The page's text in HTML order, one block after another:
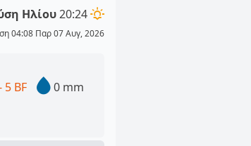
Ηλίου20:24
04:08 Παρ 07 Αυγ, 2026
5 BF 0 mm